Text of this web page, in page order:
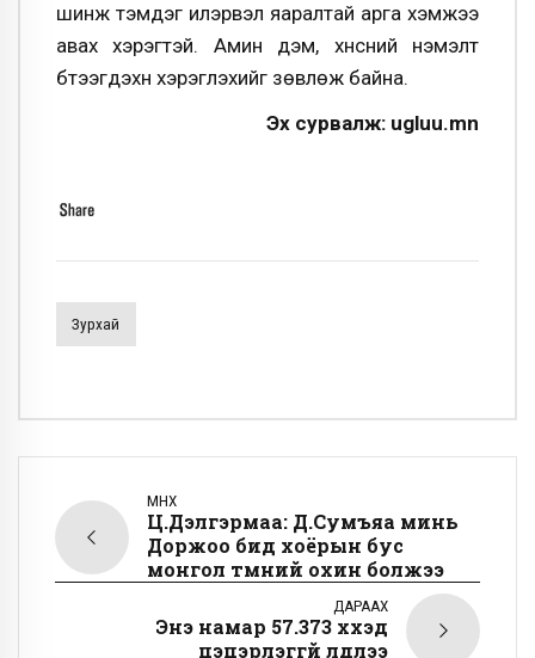
шинж тэмдэг илэрвэл яаралтай арга хэмжээ
авах хэрэгтэй. Амин дэм, хүнсний нэмэлт
бүтээгдэхүүн хэрэглэхийг зөвлөж байна.
Эх сурвалж: ugluu.mn
Зурхай
ӨМНӨХ
Ц.Дэлгэрмаа: Д.Сумъяа минь
Доржоо бид хоёрын бус
монгол түмний охин болжээ
ДАРААХ
Энэ намар 57.373 хүүхэд
цэцэрлэггүй үлдлээ